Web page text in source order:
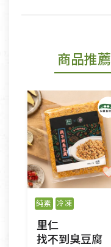
商品推薦
純素 冷凍
里仁
找不到臭豆腐